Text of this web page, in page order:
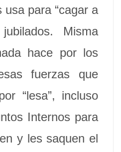
usa para “cagar a
Misma
hace por los
fuerzas que
“lesa”, incluso
Internos para
y les saquen el